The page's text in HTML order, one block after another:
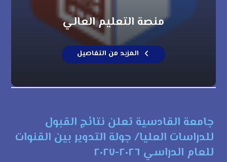
منصة التعليم العالي
المزيد من التفاصيل
جامعة القادسية تعلن نتائج القبول
للدراسات العليا/ جولة التدوير بين القنوات
للعام الدراسي ٢٠٢٦-٢٠٢٧